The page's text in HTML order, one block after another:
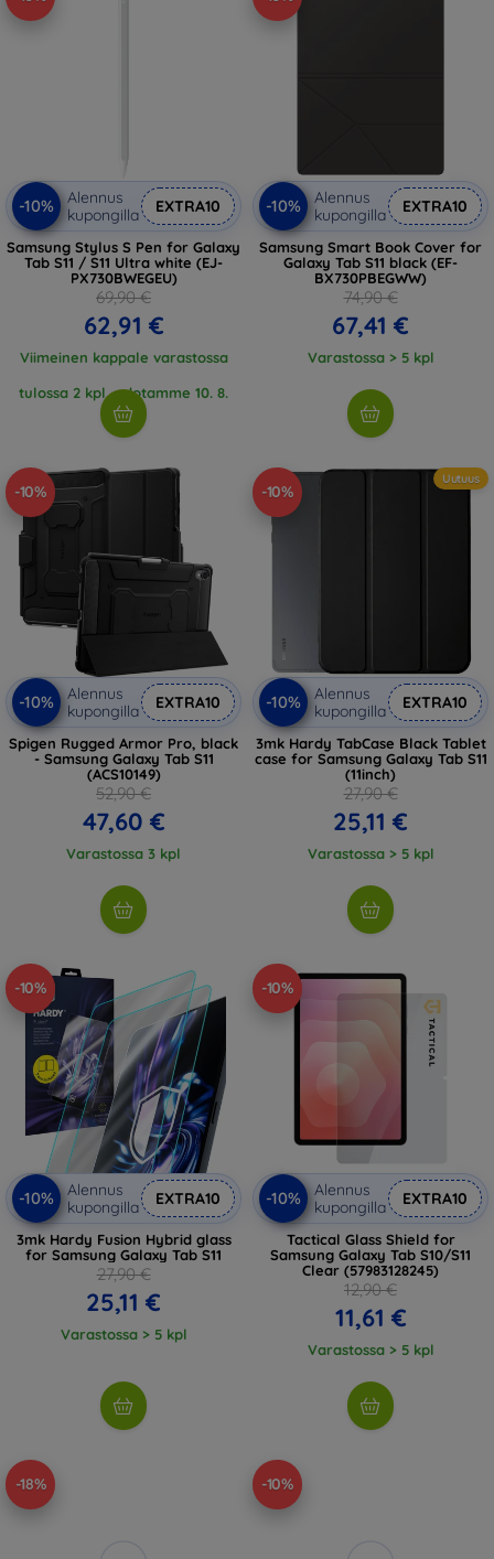
-10%
Alennus
kupongilla
EXTRA10
Samsung Stylus S Pen for Galaxy
Tab S11 / S11 Ultra white (EJ-
PX730BWEGEU)
69,90 €
62,91 €
Viimeinen kappale varastossa
tulossa 2 kpl, odotamme 10. 8.
2026
-10%
Alennus
kupongilla
EXTRA10
Samsung Smart Book Cover for
Galaxy Tab S11 black (EF-
BX730PBEGWW)
74,90 €
67,41 €
Varastossa > 5 kpl
-10%
-10%
Alennus
kupongilla
EXTRA10
Spigen Rugged Armor Pro, black
- Samsung Galaxy Tab S11
(ACS10149)
52,90 €
47,60 €
Varastossa 3 kpl
-10%
Uutuus
-10%
Alennus
kupongilla
EXTRA10
3mk Hardy TabCase Black Tablet
case for Samsung Galaxy Tab S11
(11inch)
27,90 €
25,11 €
Varastossa > 5 kpl
-10%
-10%
Alennus
kupongilla
EXTRA10
3mk Hardy Fusion Hybrid glass
for Samsung Galaxy Tab S11
27,90 €
25,11 €
Varastossa > 5 kpl
-10%
-10%
Alennus
kupongilla
EXTRA10
Tactical Glass Shield for
Samsung Galaxy Tab S10/S11
Clear (57983128245)
12,90 €
11,61 €
Varastossa > 5 kpl
-18% -10%